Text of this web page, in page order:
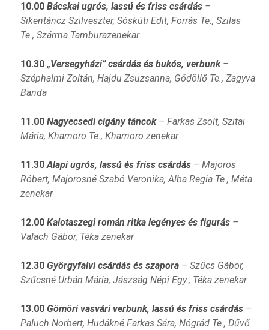
10.00Bácskai ugrós, lassú és friss csárdás–
Sikentáncz Szilveszter, Sóskúti Edit, Forrás Te., Szilas
Te., Szárma Tamburazenekar
10.30„Versegyházi” csárdás és bukós, verbunk–
Széphalmi Zoltán, Hajdu Zsuzsanna, Gödöllő Te., Zagyva
Banda
11.00Nagyecsedi cigány táncok– Farkas Zsolt, Szitai
Mária, Khamoro Te., Khamoro zenekar
11.30Alapi ugrós, lassú és friss csárdás– Majoros
Róbert, Majorosné Szabó Veronika, Alba Regia Te., Méta
zenekar
12.00Kalotaszegi román ritka legényes és figurás–
Valach Gábor, Téka zenekar
12.30Györgyfalvi csárdás és szapora– Szűcs Gábor,
Szűcsné Urbán Mária, Jászság Népi Egy., Téka zenekar
13.00Gömöri vasvári verbunk, lassú és friss csárdás–
Paluch Norbert, Hudákné Farkas Sára, Nógrád Te., Dűvő